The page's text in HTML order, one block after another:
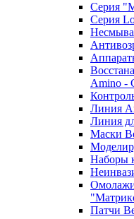
Серия
Cерия
Amino -
Линия
Линия
Маски
Наборы
Патчи